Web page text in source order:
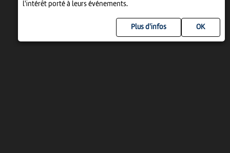
l'intérêt porté à leurs événements.
Plus d'infos